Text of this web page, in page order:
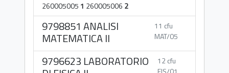
260005005 1 260005006 2
9798851 ANALISI
MATEMATICA II
11 cfu
MAT/05
9796623 LABORATORIO
12 cfu